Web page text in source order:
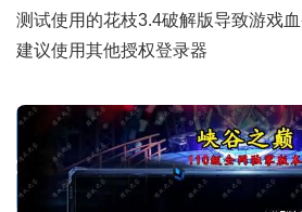
测试使用的花枝3.4破解版导致游戏
建议使用其他授权登录器